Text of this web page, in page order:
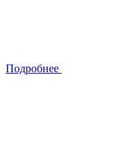
Подробнее